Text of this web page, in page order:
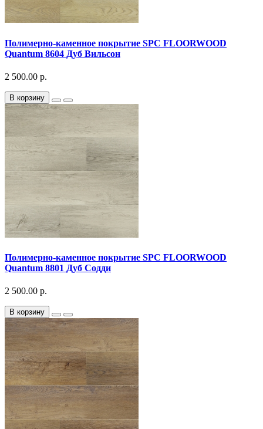
Полимерно-каменное покрытие SPC FLOORWOOD
Quantum 8604 Дуб Вильсон
2 500.00 р.
В корзину
Полимерно-каменное покрытие SPC FLOORWOOD
Quantum 8801 Дуб Содди
2 500.00 р.
В корзину